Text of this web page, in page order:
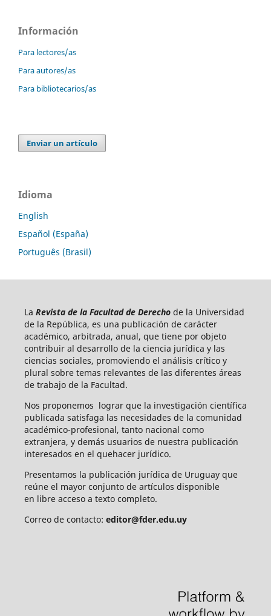
Información
Para lectores/as
Para autores/as
Para bibliotecarios/as
Enviar un artículo
Idioma
English
Español (España)
Português (Brasil)
La Revista de la Facultad de Derecho de la Universidad
de la República, es una publicación de carácter
académico, arbitrada, anual, que tiene por objeto
contribuir al desarrollo de la ciencia jurídica y las
ciencias sociales, promoviendo el análisis crítico y
plural sobre temas relevantes de las diferentes áreas
de trabajo de la Facultad.
Nos proponemos lograr que la investigación científica
publicada satisfaga las necesidades de la comunidad
académico-profesional, tanto nacional como
extranjera, y demás usuarios de nuestra publicación
interesados en el quehacer jurídico.
Presentamos la publicación jurídica de Uruguay que
reúne el mayor conjunto de artículos disponible
en libre acceso a texto completo.
Correo de contacto: editor@fder.edu.uy